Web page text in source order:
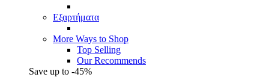
Εξαρτήματα
More Ways to Shop
Top Selling
Our Recommends
Save up to -45%